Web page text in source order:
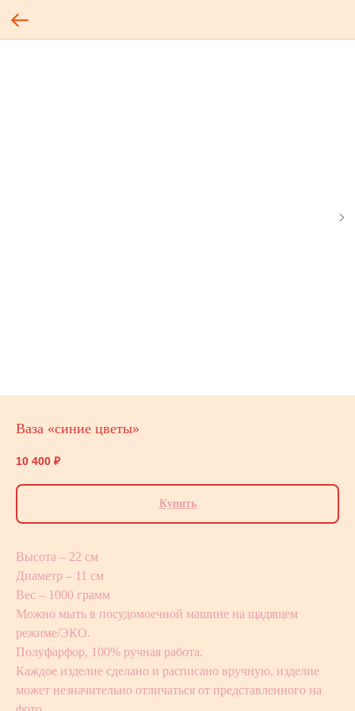
Ваза «синие цветы»
10 400 ₽
Купить
Высота – 22 см
Диаметр – 11 см
Вес – 1000 грамм
Можно мыть в посудомоечной машине на щадящем
режиме/ЭКО.
Полуфарфор, 100% ручная работа.
Каждое изделие сделано и расписано вручную, изделие
может незначительно отличаться от представленного на